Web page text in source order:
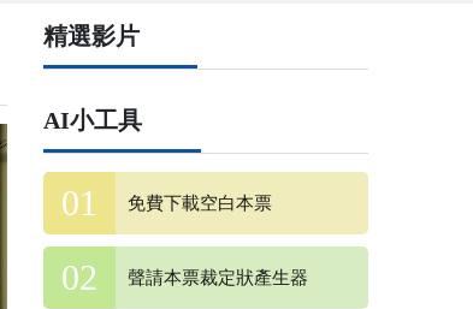
精選影片
AI小工具
免費下載空白本票
聲請本票裁定狀產生器